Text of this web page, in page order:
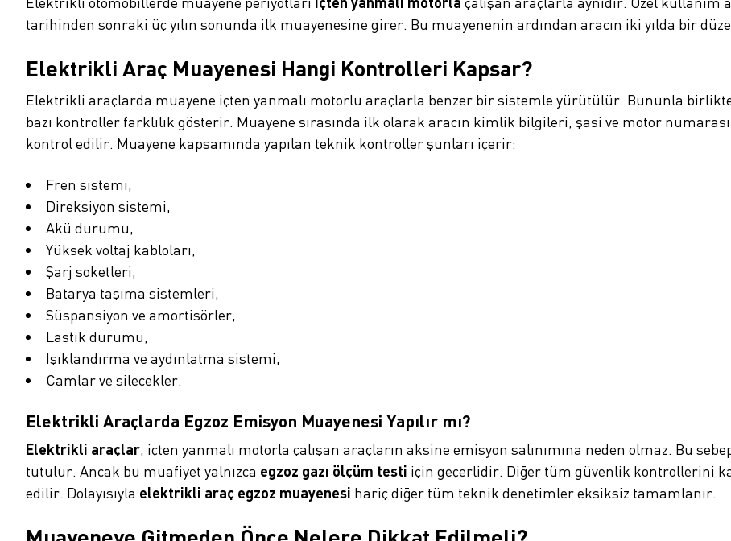
tarihinden sonraki üç yılın sonunda ilk muayenesine girer. Bu muayenenin ardından aracın iki yılda bir
Elektrikli Araç Muayenesi Hangi Kontrolleri Kapsar?
Elektrikli araçlarda muayene içten yanmalı motorlu araçlarla benzer bir sistemle yürütülür. Bununla
bazı kontroller farklılık gösterir. Muayene sırasında ilk olarak aracın kimlik bilgileri, şasi ve motor
kontrol edilir. Muayene kapsamında yapılan teknik kontroller şunları içerir:
Fren sistemi,
Direksiyon sistemi,
Akü durumu,
Yüksek voltaj kabloları,
Şarj soketleri,
Batarya taşıma sistemleri,
Süspansiyon ve amortisörler,
Lastik durumu,
Işıklandırma ve aydınlatma sistemi,
Camlar ve silecekler.
Elektrikli Araçlarda Egzoz Emisyon Muayenesi Yapılır mı?
Elektrikli araçlar, içten yanmalı motorla çalışan araçların aksine emisyon salınımına neden olmaz. Bu
tutulur. Ancak bu muafiyet yalnızca egzoz gazı ölçüm testi için geçerlidir. Diğer tüm güvenlik kontrollerini
edilir. Dolayısıyla elektrikli araç egzoz muayenesi hariç diğer tüm teknik denetimler eksiksiz tamamlanır.